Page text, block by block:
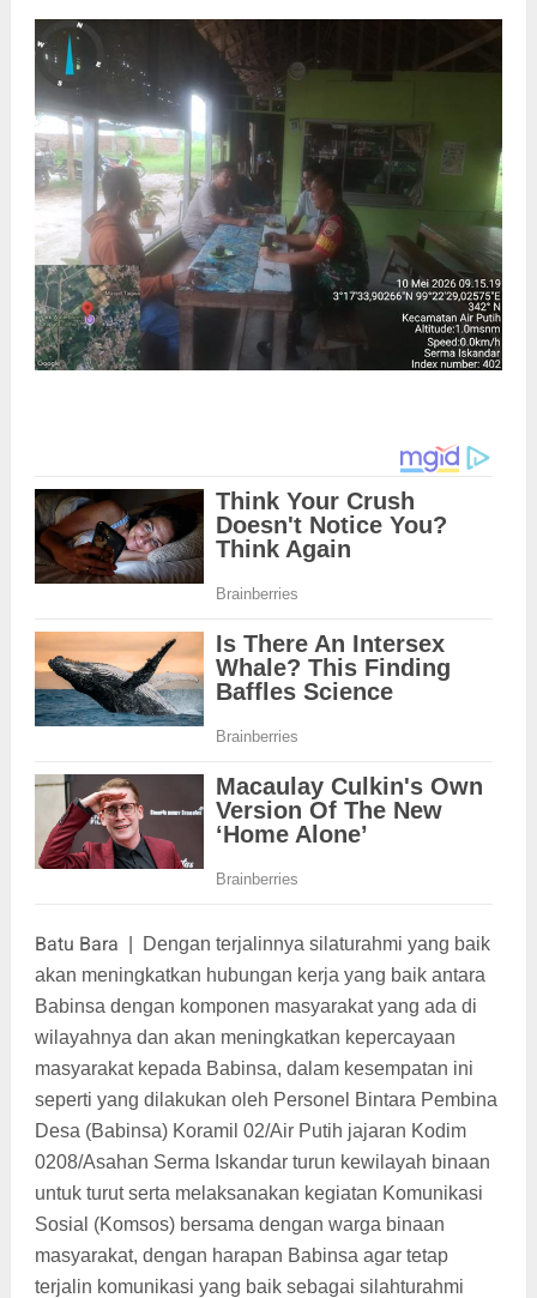
Batu Bara
Dengan terjalinnya silaturahmi yang baik
akan meningkatkan hubungan kerja yang baik antara
Babinsa dengan komponen masyarakat yang ada di
wilayahnya dan akan meningkatkan kepercayaan
masyarakat kepada Babinsa, dalam kesempatan ini
seperti yang dilakukan oleh Personel Bintara Pembina
Desa (Babinsa) Koramil 02/Air Putih jajaran Kodim
0208/Asahan Serma Iskandar turun kewilayah binaan
untuk turut serta melaksanakan kegiatan Komunikasi
Sosial (Komsos) bersama dengan warga binaan
masyarakat, dengan harapan Babinsa agar tetap
terjalin komunikasi yang baik sebagai silahturahmi